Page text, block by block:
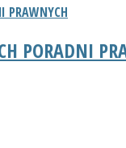
PRAWNYCH
PORADNI